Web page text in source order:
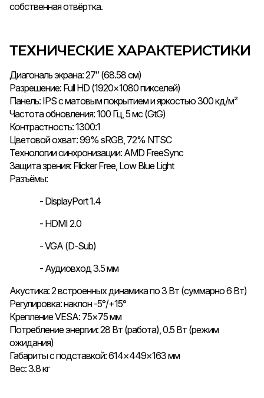
собственная отвёртка.
ТЕХНИЧЕСКИЕ ХАРАКТЕРИСТИКИ
Диагональ экрана: 27″ (68.58 см)
Разрешение: Full HD (1920×1080 пикселей)
Панель: IPS с матовым покрытием и яркостью 300 кд/м²
Частота обновления: 100 Гц, 5 мс (GtG)
Контрастность: 1300:1
Цветовой охват: 99% sRGB, 72% NTSC
Технологии синхронизации: AMD FreeSync
Защита зрения: Flicker Free, Low Blue Light
Разъёмы:
- DisplayPort 1.4
- HDMI 2.0
- VGA (D-Sub)
- Аудиовход 3.5 мм
Акустика: 2 встроенных динамика по 3 Вт (суммарно 6 Вт)
Регулировка: наклон -5°/+15°
Крепление VESA: 75×75 мм
Потребление энергии: 28 Вт (работа), 0.5 Вт (режим
ожидания)
Габариты с подставкой: 614×449×163 мм
Вес: 3.8 кг